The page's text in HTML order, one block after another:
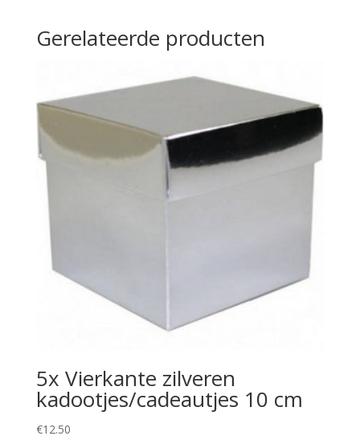
Gerelateerde producten
5x Vierkante zilveren
kadootjes/cadeautjes 10 cm
€12.50